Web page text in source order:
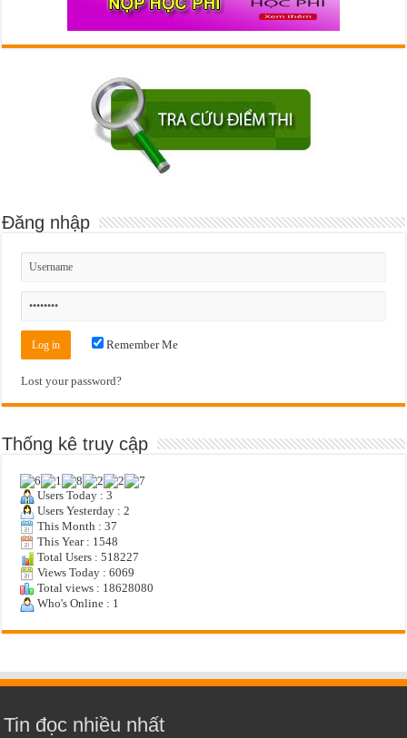
Đăng nhập
Remember Me
Lost your password?
Thống kê truy cập
Users Today : 3
Users Yesterday : 2
This Month : 37
This Year : 1548
Total Users : 518227
Views Today : 6069
Total views : 18628080
Who's Online : 1
Tin đọc nhiều nhất